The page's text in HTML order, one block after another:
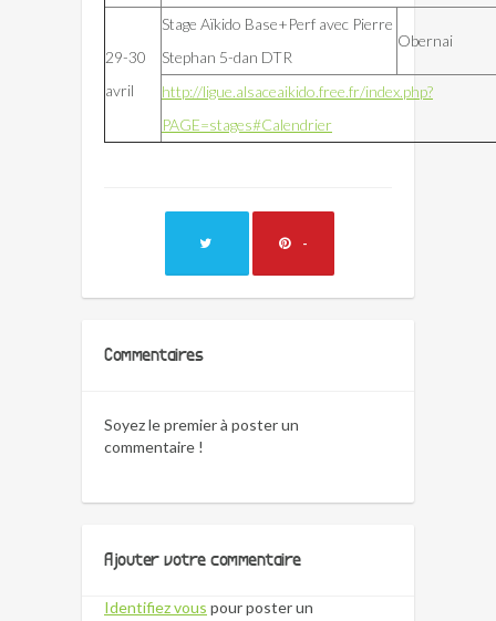
29-30
avril
Stage Aïkido Base+Perf avec Pierre
Stephan 5-dan DTR
Obernai
http://ligue.alsaceaikido.free.fr/index.php?
PAGE=stages#Calendrier
-
Commentaires
Soyez le premier à poster un
commentaire !
Ajouter votre commentaire
Identifiez vous pour poster un